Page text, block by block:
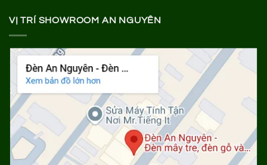
VỊ TRÍ SHOWROOM AN NGUYÊN